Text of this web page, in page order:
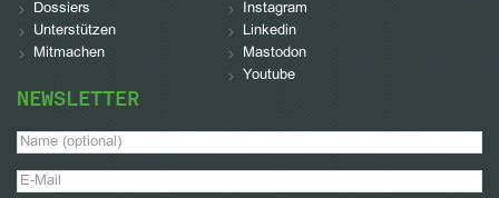
Dossiers
Unterstützen
Mitmachen
Instagram
Linkedin
Mastodon
Youtube
NEWSLETTER